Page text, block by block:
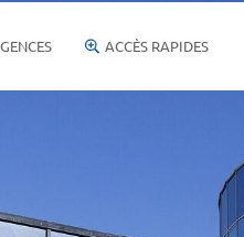
ACCÈS RAPIDES